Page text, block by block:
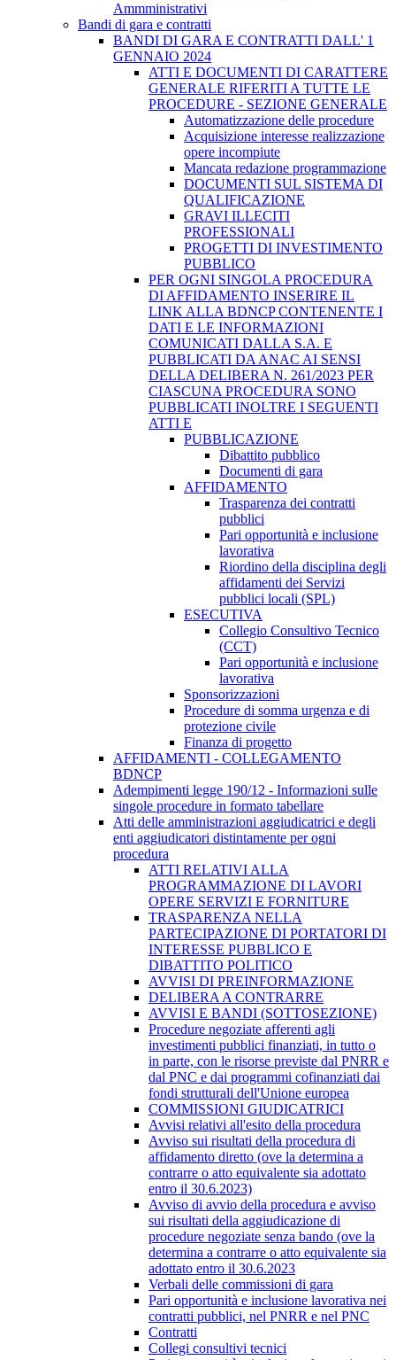
Ammministrativi
Bandi di gara e contratti
BANDI DI GARA E CONTRATTI DALL' 1
GENNAIO 2024
ATTI E DOCUMENTI DI CARATTERE
GENERALE RIFERITI A TUTTE LE
PROCEDURE - SEZIONE GENERALE
Automatizzazione delle procedure
Acquisizione interesse realizzazione
opere incompiute
Mancata redazione programmazione
DOCUMENTI SUL SISTEMA DI
QUALIFICAZIONE
GRAVI ILLECITI
PROFESSIONALI
PROGETTI DI INVESTIMENTO
PUBBLICO
PER OGNI SINGOLA PROCEDURA
DI AFFIDAMENTO INSERIRE IL
LINK ALLA BDNCP CONTENENTE I
DATI E LE INFORMAZIONI
COMUNICATI DALLA S.A. E
PUBBLICATI DA ANAC AI SENSI
DELLA DELIBERA N. 261/2023 PER
CIASCUNA PROCEDURA SONO
PUBBLICATI INOLTRE I SEGUENTI
ATTI E
PUBBLICAZIONE
Dibattito pubblico
Documenti di gara
AFFIDAMENTO
Trasparenza dei contratti
pubblici
Pari opportunità e inclusione
lavorativa
Riordino della disciplina degli
affidamenti dei Servizi
pubblici locali (SPL)
ESECUTIVA
Collegio Consultivo Tecnico
(CCT)
Pari opportunità e inclusione
lavorativa
Sponsorizzazioni
Procedure di somma urgenza e di
protezione civile
Finanza di progetto
AFFIDAMENTI - COLLEGAMENTO
BDNCP
Adempimenti legge 190/12 - Informazioni sulle
singole procedure in formato tabellare
Atti delle amministrazioni aggiudicatrici e degli
enti aggiudicatori distintamente per ogni
procedura
ATTI RELATIVI ALLA
PROGRAMMAZIONE DI LAVORI
OPERE SERVIZI E FORNITURE
TRASPARENZA NELLA
PARTECIPAZIONE DI PORTATORI DI
INTERESSE PUBBLICO E
DIBATTITO POLITICO
AVVISI DI PREINFORMAZIONE
DELIBERA A CONTRARRE
AVVISI E BANDI (SOTTOSEZIONE)
Procedure negoziate afferenti agli
investimenti pubblici finanziati, in tutto o
in parte, con le risorse previste dal PNRR e
dal PNC e dai programmi cofinanziati dai
fondi strutturali dell'Unione europea
COMMISSIONI GIUDICATRICI
Avvisi relativi all'esito della procedura
Avviso sui risultati della procedura di
affidamento diretto (ove la determina a
contrarre o atto equivalente sia adottato
entro il 30.6.2023)
Avviso di avvio della procedura e avviso
sui risultati della aggiudicazione di
procedure negoziate senza bando (ove la
determina a contrarre o atto equivalente sia
adottato entro il 30.6.2023
Verbali delle commissioni di gara
Pari opportunità e inclusione lavorativa nei
contratti pubblici, nel PNRR e nel PNC
Contratti
Collegi consultivi tecnici